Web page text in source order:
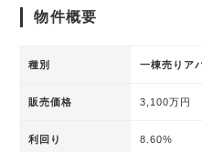
物件概要
種別 一棟売りア
販売価格 3,100万円
利回り 8.60%